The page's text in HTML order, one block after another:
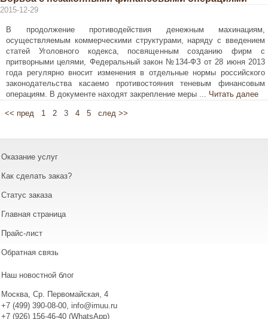
2015-12-29
В продолжение противодействия денежным махинациям,
осуществляемым коммерческими структурами, наряду с введением
статей Уголовного кодекса, посвященным созданию фирм с
притворными целями, Федеральный закон №134-ФЗ от 28 июня 2013
года регулярно вносит изменения в отдельные нормы российского
законодательства касаемо противостояния теневым финансовым
операциям. В документе находят закрепление меры ... Читать далее
<< пред 1 2 3 4 5 след >>
Оказание услуг
Как сделать заказ?
Статус заказа
Главная страница
Прайс-лист
Обратная связь
Наш новостной блог
Москва, Ср. Первомайская, 4
+7 (499) 390-08-00, info@imuu.ru
+7 (926) 156-46-40 (WhatsApp)